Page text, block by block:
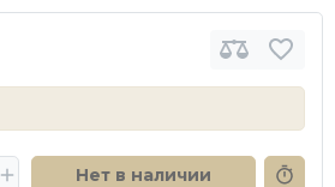
Нет в наличии